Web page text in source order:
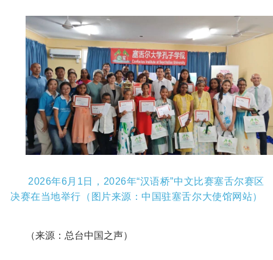
2026年6月1日，2026年“汉语桥”中文比赛塞舌尔赛区
决赛在当地举行（图片来源：中国驻塞舌尔大使馆网站）
（来源：总台中国之声）